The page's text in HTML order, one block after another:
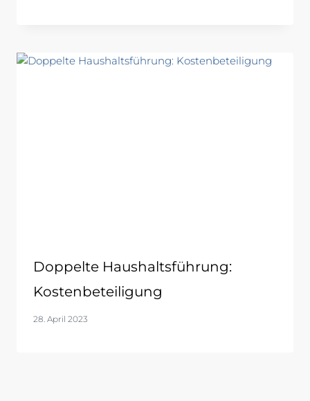
Doppelte Haushaltsführung:
Kostenbeteiligung
28. April 2023